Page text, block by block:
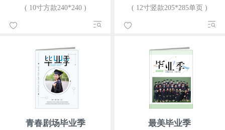
( 10寸方款240*240 )
( 12寸竖款205*285单页 )
青春剧场毕业季 最美毕业季